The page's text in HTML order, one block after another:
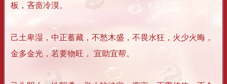
板，吝啬冷漠。
己土卑湿，中正蓄藏，不愁木盛，不畏水狂，火少火晦，
金多金光，若要物旺， 宜助宜帮。